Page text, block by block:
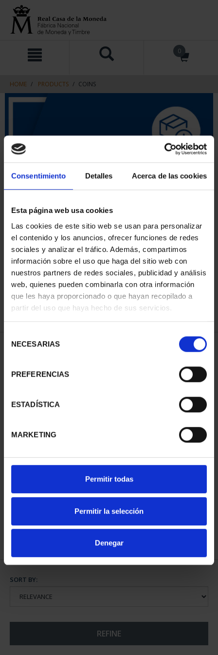
Consentimiento Detalles Acerca de las cookies
Esta página web usa cookies
Las cookies de este sitio web se usan para personalizar
el contenido y los anuncios, ofrecer funciones de redes
sociales y analizar el tráfico. Además, compartimos
información sobre el uso que haga del sitio web con
nuestros partners de redes sociales, publicidad y análisis
web, quienes pueden combinarla con otra información
que les haya proporcionado o que hayan recopilado a
partir del uso que haya hecho de sus servicios.
NECESARIAS
PREFERENCIAS
ESTADÍSTICA
MARKETING
Permitir todas
Permitir la selección
Denegar
navigation
0
HOME PRODUCTS COINS
SORT BY:
REFINE
1 Products found
MINT MUSEUM'S JEWELS
€625.00
SORT BY:
REFINE